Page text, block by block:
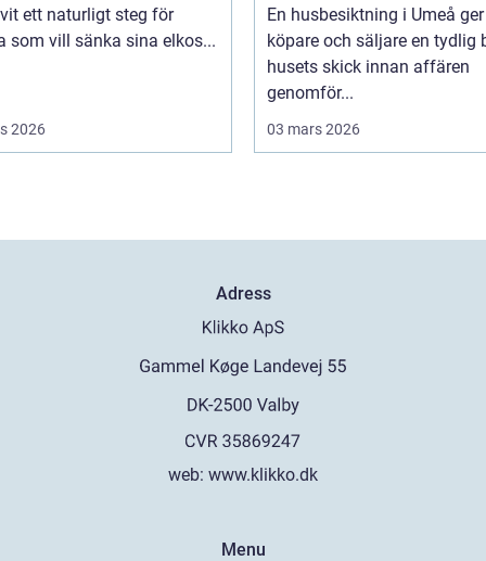
ett naturligt steg för
som vill sänka sina elkos...
2026
En husbesiktning i Umeå ger
köpare och säljare en tydlig
husets skick innan affären
genomför...
03 mars 2026
Adress
web: www.klikko.dk
Menu